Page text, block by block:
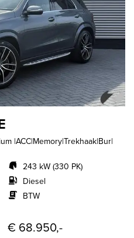
|ACC|Memory|Trekhaak|Bur|
243 kW (330 PK)
Diesel
BTW
€ 68.950,-